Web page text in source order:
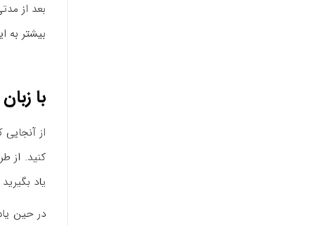
بعد از
بیشتر به
با
از
کنید. از
یاد بگیرید
در حین